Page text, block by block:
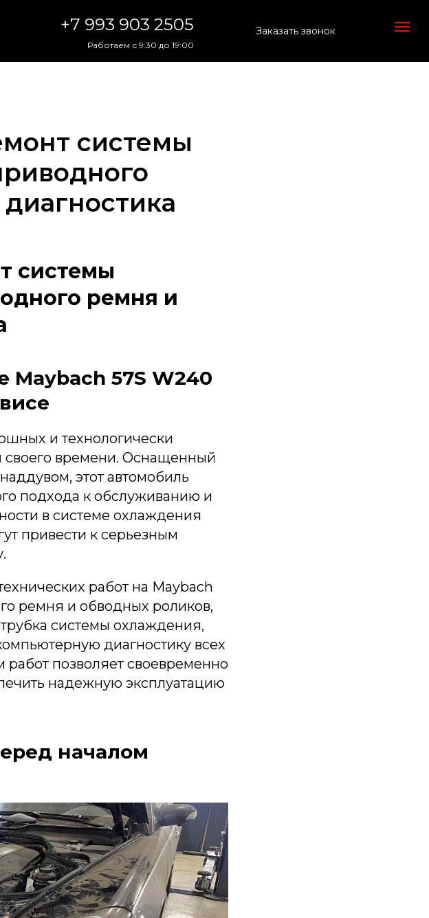
Работаем с 9:30 до 19:00
Заказать звонок
+7 993 903 2505
системы
системы
ремня и
57S W240
и технологически
своего времени. Оснащенный
этот автомобиль
подхода к обслуживанию и
в системе охлаждения
привести к серьезным
работ на Maybach
ремня и обводных роликов,
системы охлаждения,
диагностику всех
позволяет своевременно
надежную эксплуатацию
началом